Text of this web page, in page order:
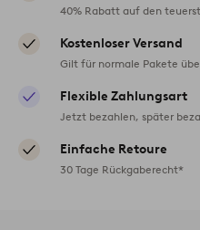
40% Rabatt auf den
Kostenloser Versand
Gilt für normale Pakete
Flexible Zahlungsart
Jetzt bezahlen, später
Einfache Retoure
30 Tage Rückgaberecht*